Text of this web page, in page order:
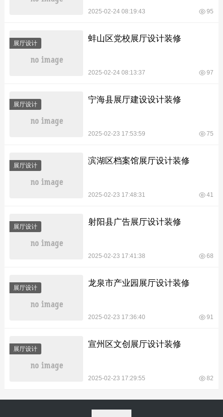
2025-02-24 08:19:43 95
展厅设计 蚌山区党校展厅设计装修
2025-02-24 08:13:37 97
展厅设计 宁海县展厅建设设计装修
2025-02-23 17:53:59 75
展厅设计 滨湖区档案馆展厅设计装修
2025-02-23 17:48:31 41
展厅设计 射阳县广告展厅设计装修
2025-02-23 17:41:38 68
展厅设计 龙泉市产业园展厅设计装修
2025-02-23 17:36:40 91
展厅设计 宣州区文创展厅设计装修
2025-02-23 17:29:55 82